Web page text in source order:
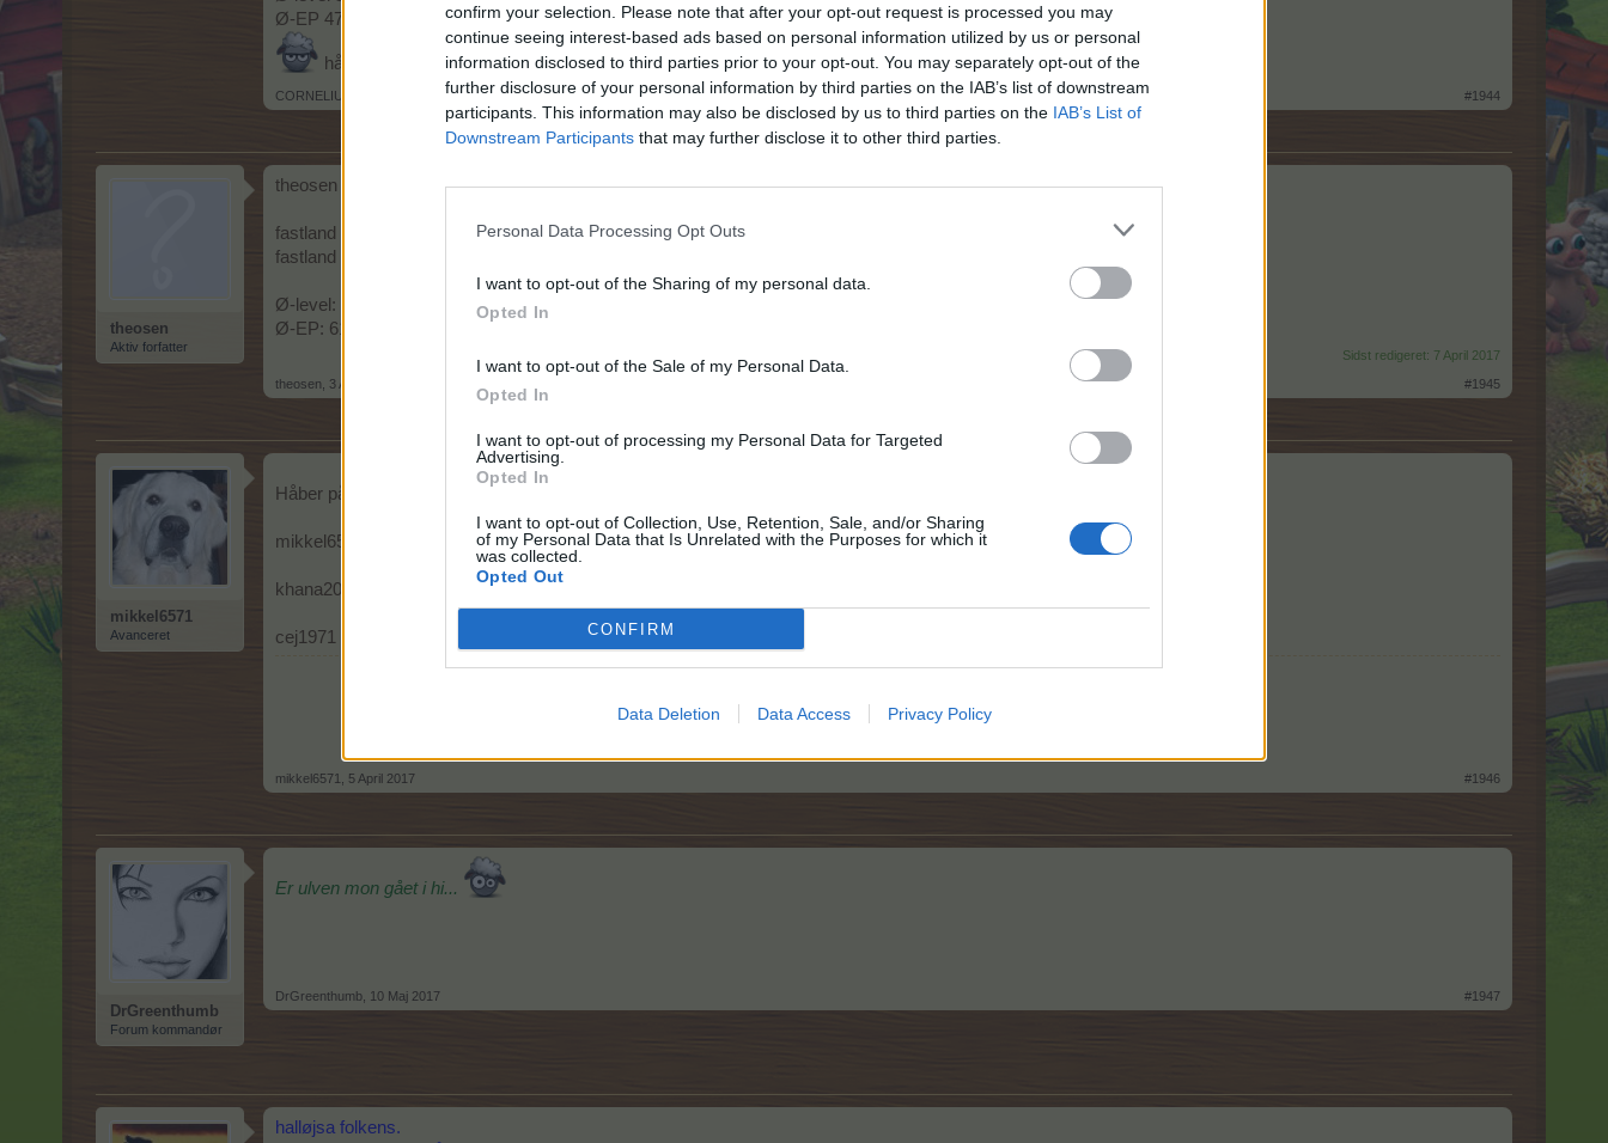
confirm your selection. Please note that after your opt-out request is processed you may
continue seeing interest-based ads based on personal information utilized by us or personal
information disclosed to third parties prior to your opt-out. You may separately opt-out of the
further disclosure of your personal information by third parties on the IAB’s list of downstream
participants. This information may also be disclosed by us to third parties on the IAB’s List of
Downstream Participants that may further disclose it to other third parties.
Personal Data Processing Opt Outs
I want to opt-out of the Sharing of my personal data.
Opted In
I want to opt-out of the Sale of my Personal Data.
Opted In
I want to opt-out of processing my Personal Data for Targeted
Advertising.
Opted In
I want to opt-out of Collection, Use, Retention, Sale, and/or Sharing
of my Personal Data that Is Unrelated with the Purposes for which it
was collected.
Opted Out
CONFIRM
Data Deletion Data Access Privacy Policy
Ø-EP 471972728
håber jeg når det
CORNELIUS75 #1944
theosen
Aktiv forfatter
theosen
fastland level: 111
fastland EP: 921.345.456
Ø-level: 336
Ø-EP: 611.412.275
Sidst redigeret: 7 April 2017
theosen
3 April 2017 #1945
mikkel6571
Avanceret
Håber på at kunne nå med på månedslisten
mikkel6571 - level - 1.129.986.361 EP - Ø level346- 750.807.231 TEP
khana2010 - level - 543.749.685 EP - Ø level
cej1971 - level 98 - 515.659.153 EP - Ø level307- 305.022.404 TEP
Carina
mikkel6571 ID: 21299192
mikkel6571 5 April 2017 #1946
DrGreenthumb
Forum kommandør
Er ulven mon gået i hi...
DrGreenthumb 10 Maj 2017 #1947
halløjsa folkens.